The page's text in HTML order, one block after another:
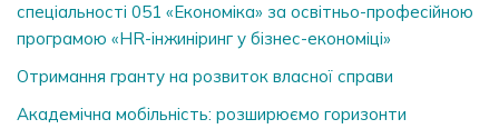
спеціальності 051 «Економіка» за освітньо-професійною
програмою «HR-інжиніринг у бізнес-економіці»
Отримання гранту на розвиток власної справи
Академічна мобільність: розширюємо горизонти